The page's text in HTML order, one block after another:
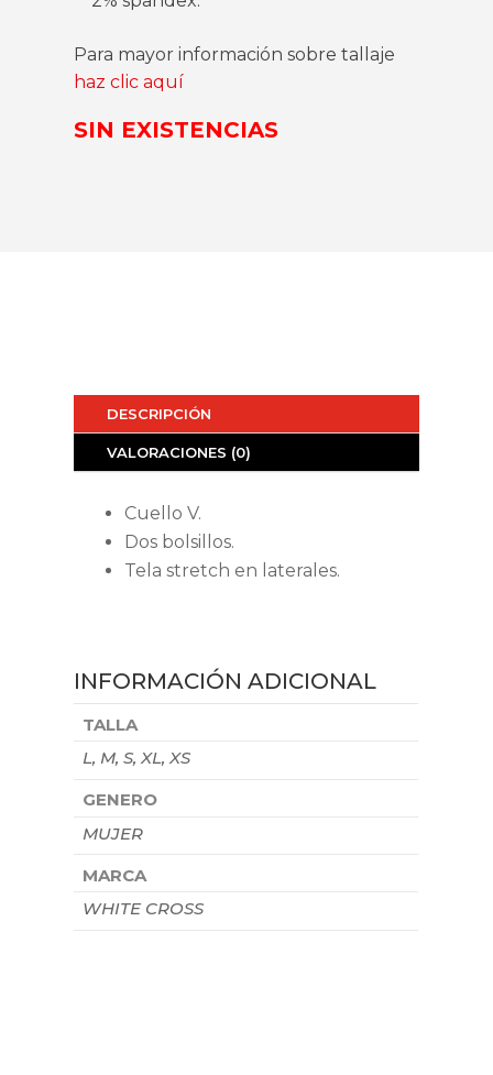
Para mayor información sobre tallaje
haz clic aquí
SIN EXISTENCIAS
DESCRIPCIÓN
VALORACIONES (0)
Cuello V.
Dos bolsillos.
Tela stretch en laterales.
INFORMACIÓN ADICIONAL
TALLA
L, M, S, XL, XS
GENERO
MUJER
MARCA
WHITE CROSS